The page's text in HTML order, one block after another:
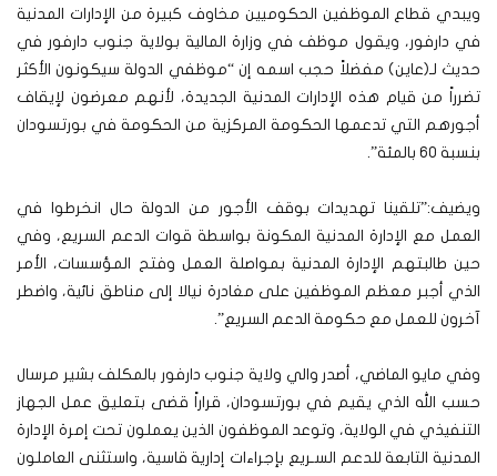
ويبدي قطاع الموظفين الحكوميين مخاوف كبيرة من الإدارات المدنية
في دارفور، ويقول موظف في وزارة المالية بولاية جنوب دارفور في
حديث لـ(عاين) مفضلاً حجب اسمه إن “موظفي الدولة سيكونون الأكثر
تضرراً من قيام هذه الإدارات المدنية الجديدة، لأنهم معرضون لإيقاف
أجورهم التي تدعمها الحكومة المركزية من الحكومة في بورتسودان
بنسبة 60 بالمئة”.
ويضيف:”تلقينا تهديدات بوقف الأجور من الدولة حال انخرطوا في
العمل مع الإدارة المدنية المكونة بواسطة قوات الدعم السريع، وفي
حين طالبتهم الإدارة المدنية بمواصلة العمل وفتح المؤسسات، الأمر
الذي أجبر معظم الموظفين على مغادرة نيالا إلى مناطق نائية، واضطر
آخرون للعمل مع حكومة الدعم السريع”.
وفي مايو الماضي، أصدر والي ولاية جنوب دارفور بالمكلف بشير مرسال
حسب الله الذي يقيم في بورتسودان، قراراً قضى بتعليق عمل الجهاز
التنفيذي في الولاية، وتوعد الموظفون الذين يعملون تحت إمرة الإدارة
المدنية التابعة للدعم السـريع بإجراءات إدارية قاسية، واستثنى العاملون